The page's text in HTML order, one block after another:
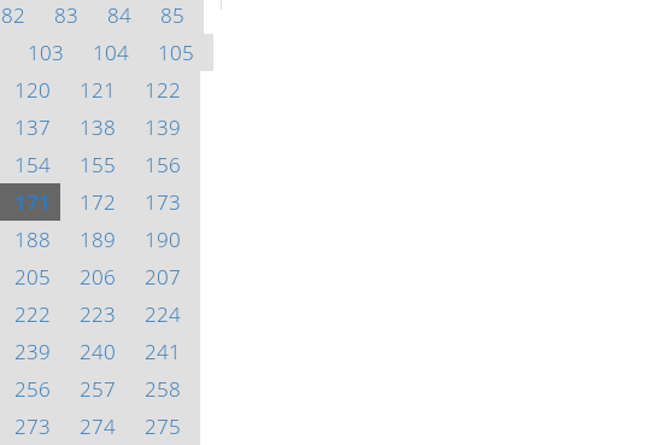
82 83 84
85
103 104
105
120 121
122
137 138
139
154 155
156
171 172
173
188 189
190
205 206
207
222 223
224
239 240
241
256 257
258
273 274 275